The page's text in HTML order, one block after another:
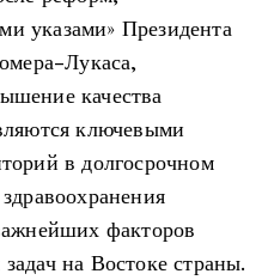
указами» Президента
Лукаса,
качества
ключевыми
в долгосрочном
факторов
на Востоке страны.